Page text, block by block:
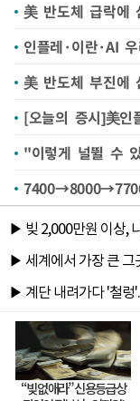
"이렇게 널뛸 수